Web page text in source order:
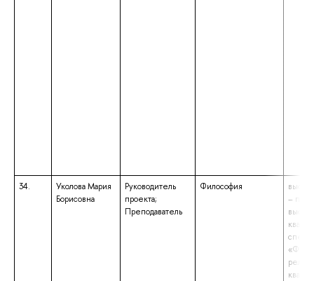
34.
Уколова Мария
Борисовна
Руководитель
проекта;
Преподаватель
Философия
–